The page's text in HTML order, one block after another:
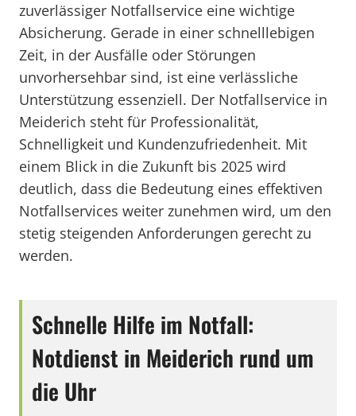
zuverlässiger Notfallservice eine wichtige
Absicherung. Gerade in einer schnelllebigen
Zeit, in der Ausfälle oder Störungen
unvorhersehbar sind, ist eine verlässliche
Unterstützung essenziell. Der Notfallservice in
Meiderich steht für Professionalität,
Schnelligkeit und Kundenzufriedenheit. Mit
einem Blick in die Zukunft bis 2025 wird
deutlich, dass die Bedeutung eines effektiven
Notfallservices weiter zunehmen wird, um den
stetig steigenden Anforderungen gerecht zu
werden.
Schnelle Hilfe im Notfall:
Notdienst in Meiderich rund um
die Uhr